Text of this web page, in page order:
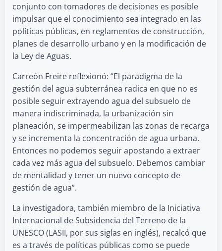
conjunto con tomadores de decisiones es posible
impulsar que el conocimiento sea integrado en las
políticas públicas, en reglamentos de construcción,
planes de desarrollo urbano y en la modificación de
la Ley de Aguas.
Carreón Freire reflexionó: “El paradigma de la
gestión del agua subterránea radica en que no es
posible seguir extrayendo agua del subsuelo de
manera indiscriminada, la urbanización sin
planeación, se impermeabilizan las zonas de recarga
y se incrementa la concentración de agua urbana.
Entonces no podemos seguir apostando a extraer
cada vez más agua del subsuelo. Debemos cambiar
de mentalidad y tener un nuevo concepto de
gestión de agua”.
La investigadora, también miembro de la Iniciativa
Internacional de Subsidencia del Terreno de la
UNESCO (LASII, por sus siglas en inglés), recalcó que
es a través de políticas públicas como se puede